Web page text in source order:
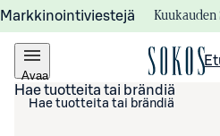
Markkinointiviestejä Kuukauden
Avaa
valikko
Hae tuotteita tai brändiä